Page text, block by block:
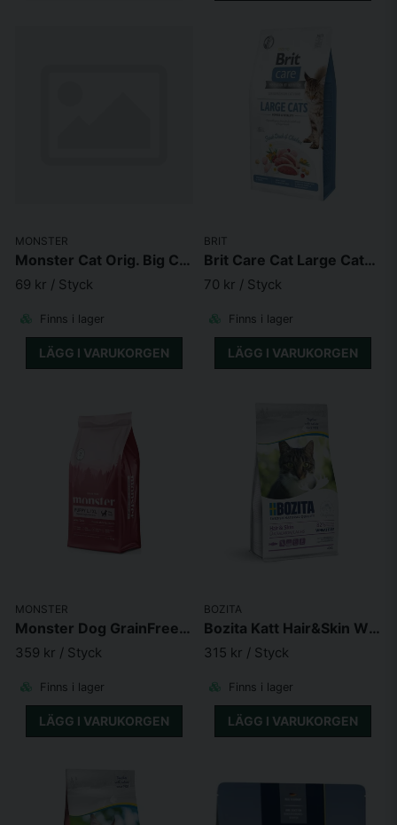
MONSTER
Monster Cat Orig. Big Cat Chick/Turkey
69 kr / Styck
Finns i lager
LÄGG I VARUKORGEN
BRIT
Brit Care Cat Large Cats Power&Vitality
70 kr / Styck
Finns i lager
LÄGG I VARUKORGEN
MONSTER
Monster Dog GrainFree Puppy L/XL
359 kr / Styck
Finns i lager
LÄGG I VARUKORGEN
BOZITA
Bozita Katt Hair&Skin Wheat Free Salmon
315 kr / Styck
Finns i lager
LÄGG I VARUKORGEN